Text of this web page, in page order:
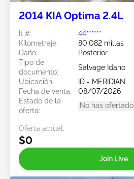
2014 KIA Optima 2.4L
Ít #:
44******
Kilometraje:
80,082 millas
Daño:
Posterior
Tipo de
documento:
Salvage Idaho
Ubicación:
ID - MERIDIAN
Fecha de venta:
08/07/2026
Estado de la
oferta:
No has ofertado
Oferta actual:
$0
Join Live